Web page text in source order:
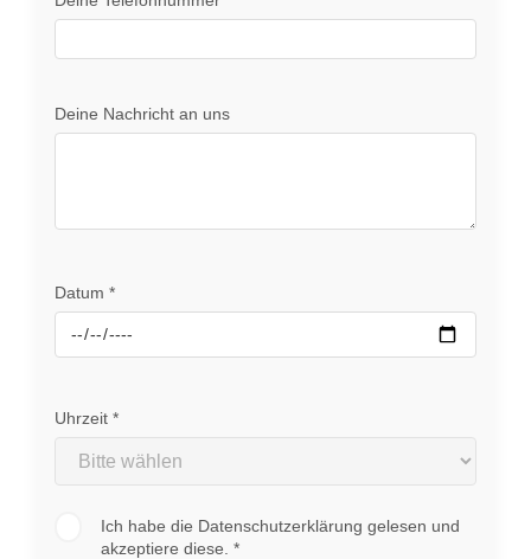
Deine Nachricht an uns
Datum *
Uhrzeit *
Ich habe die Datenschutzerklärung gelesen und
akzeptiere diese. *